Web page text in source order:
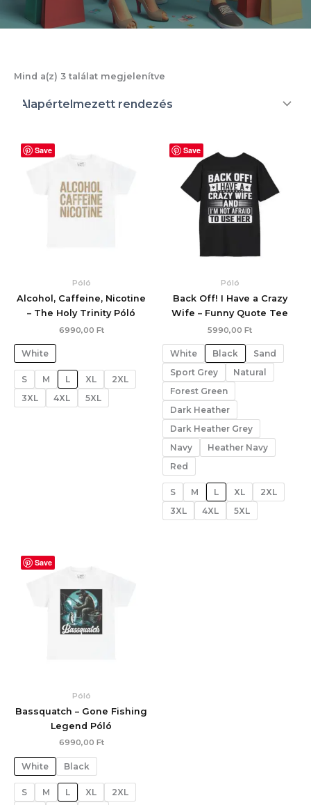
Mind a(z) 3 találat megjelenítve
Save
Póló
Alcohol, Caffeine, Nicotine
– The Holy Trinity Póló
6990,00 Ft
White
S M L XL
2XL
3XL
4XL 5XL
Save
Póló
Back Off! I Have a Crazy
Wife – Funny Quote Tee
5990,00 Ft
White Black
Sand
Sport Grey
Natural
Forest Green
Dark Heather
Dark Heather Grey
Navy
Heather Navy
Red
S M L XL
2XL
3XL
4XL 5XL
Save
Póló
Bassquatch – Gone Fishing
Legend Póló
6990,00 Ft
White Black
S M L XL
2XL